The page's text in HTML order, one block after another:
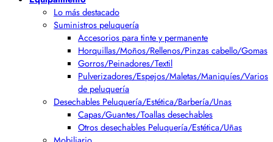
Lo más destacado
Suministros peluquería
Accesorios para tinte y permanente
Horquillas/Moños/Rellenos/Pinzas cabello/Gomas
Gorros/Peinadores/Textil
Pulverizadores/Espejos/Maletas/Maniquíes/Varios
de peluquería
Desechables Peluquería/Estética/Barbería/Unas
Capas/Guantes/Toallas desechables
Otros desechables Peluquería/Estética/Uñas